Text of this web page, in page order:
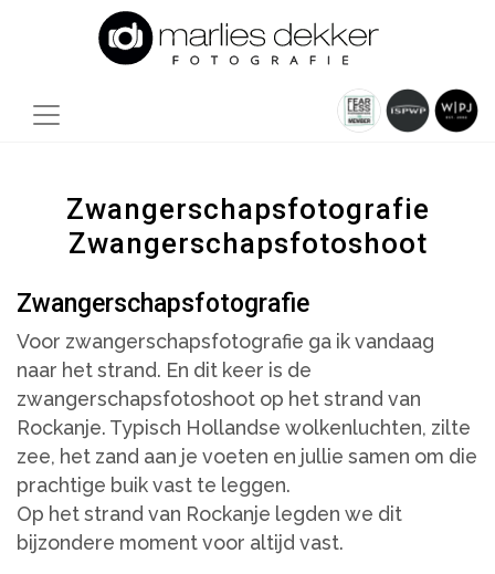
Zwangerschapsfotografie
Zwangerschapsfotoshoot
Zwangerschapsfotografie
Voor zwangerschapsfotografie ga ik vandaag
naar het strand. En dit keer is de
zwangerschapsfotoshoot op het strand van
Rockanje. Typisch Hollandse wolkenluchten, zilte
zee, het zand aan je voeten en jullie samen om die
prachtige buik vast te leggen.
Op het strand van Rockanje legden we dit
bijzondere moment voor altijd vast.